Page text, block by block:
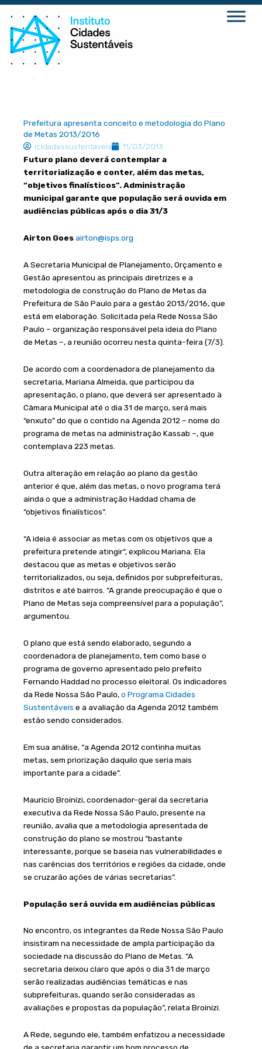
Ir
para
conteúdo
Prefeitura apresenta conceito e metodologia do Plano
de Metas 2013/2016
icidadessustentaveis
11/03/2013
Futuro plano deverá contemplar a
territorialização e conter, além das metas,
“objetivos finalísticos”. Administração
municipal garante que população será ouvida em
audiências públicas após o dia 31/3
Airton Goesairton@isps.org
A Secretaria Municipal de Planejamento, Orçamento e
Gestão apresentou as principais diretrizes e a
metodologia de construção do Plano de Metas da
Prefeitura de São Paulo para a gestão 2013/2016, que
está em elaboração. Solicitada pela Rede Nossa São
Paulo – organização responsável pela ideia do Plano
de Metas –, a reunião ocorreu nesta quinta-feira (7/3).
De acordo com a coordenadora de planejamento da
secretaria, Mariana Almeida, que participou da
apresentação, o plano, que deverá ser apresentado à
Câmara Municipal até o dia 31 de março, será mais
“enxuto” do que o contido na Agenda 2012 – nome do
programa de metas na administração Kassab –, que
contemplava 223 metas.
Outra alteração em relação ao plano da gestão
anterior é que, além das metas, o novo programa terá
ainda o que a administração Haddad chama de
“objetivos finalísticos”.
“A ideia é associar as metas com os objetivos que a
prefeitura pretende atingir”, explicou Mariana. Ela
destacou que as metas e objetivos serão
territorializados, ou seja, definidos por subprefeituras,
distritos e até bairros. “A grande preocupação é que o
Plano de Metas seja compreensível para a população”,
argumentou.
O plano que está sendo elaborado, segundo a
coordenadora de planejamento, tem como base o
programa de governo apresentado pelo prefeito
Fernando Haddad no processo eleitoral. Os indicadores
da Rede Nossa São Paulo,o Programa Cidades
Sustentáveis e a avaliação da Agenda 2012 também
estão sendo considerados.
Em sua análise, “a Agenda 2012 continha muitas
metas, sem priorização daquilo que seria mais
importante para a cidade”.
Maurício Broinizi, coordenador-geral da secretaria
executiva da Rede Nossa São Paulo, presente na
reunião, avalia que a metodologia apresentada de
construção do plano se mostrou “bastante
interessante, porque se baseia nas vulnerabilidades e
nas carências dos territórios e regiões da cidade, onde
se cruzarão ações de várias secretarias”.
População será ouvida em audiências públicas
No encontro, os integrantes da Rede Nossa São Paulo
insistiram na necessidade de ampla participação da
sociedade na discussão do Plano de Metas. “A
secretaria deixou claro que após o dia 31 de março
serão realizadas audiências temáticas e nas
subprefeituras, quando serão consideradas as
avaliações e propostas da população”, relata Broinizi.
A Rede, segundo ele, também enfatizou a necessidade